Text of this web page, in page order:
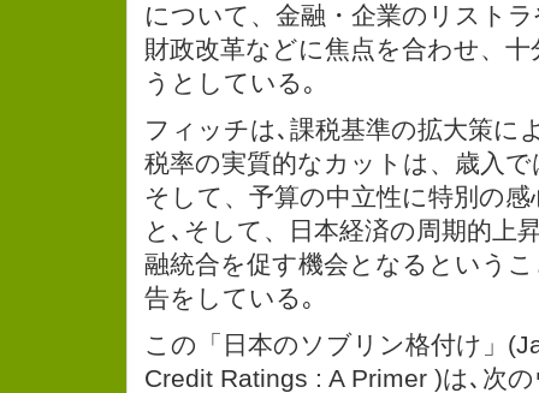
について、金融・企業のリスト
財政改革などに焦点を合わせ、
うとしている｡
フィッチは､課税基準の拡大策に
税率の実質的なカットは、歳入
そして、予算の中立性に特別の
と､そして、日本経済の周期的上
融統合を促す機会となるという
告をしている｡
この「日本のソブリン格付け」
Credit Ratings : A Primer )は､次